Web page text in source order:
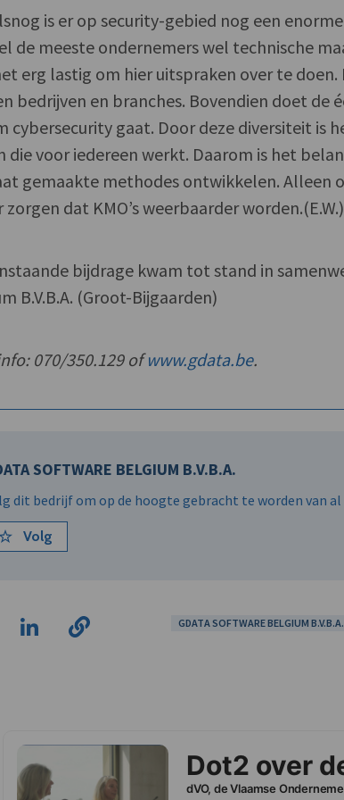
is er op security-gebied nog een
de meeste ondernemers wel technische
erg lastig om hier uitspraken over te doen.
bedrijven en branches. Bovendien doet de
cybersecurity gaat. Door deze diversiteit is
die voor iedereen werkt. Daarom is het
gemaakte methodes ontwikkelen. Alleen
zorgen dat KMO’s weerbaarder worden.(E.W.)
bijdrage kwam tot stand in
B.V.B.A. (Groot-Bijgaarden)
070/350.129 ofwww.gdata.be.
SOFTWARE BELGIUM B.V.B.A.
dit bedrijf om op de hoogte gebracht te worden van al
Volg
GDATA SOFTWARE BELGIUM B.V.B.A.